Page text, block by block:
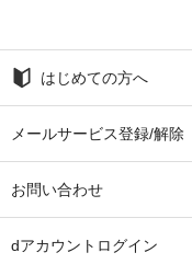
はじめての方へ
メールサービス登録/解除
お問い合わせ
dアカウントログイン